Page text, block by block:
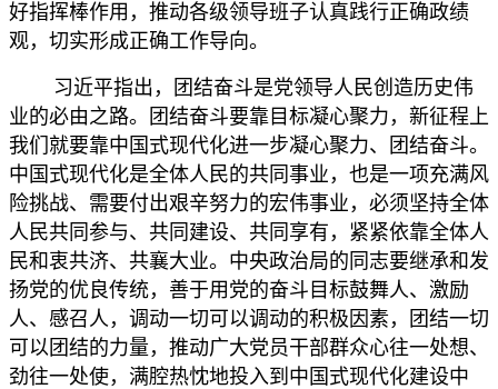
好指挥棒作用，推动各级领导班子认真践行正确政绩
观，切实形成正确工作导向。
习近平指出，团结奋斗是党领导人民创造历史伟
业的必由之路。团结奋斗要靠目标凝心聚力，新征程上
我们就要靠中国式现代化进一步凝心聚力、团结奋斗。
中国式现代化是全体人民的共同事业，也是一项充满风
险挑战、需要付出艰辛努力的宏伟事业，必须坚持全体
人民共同参与、共同建设、共同享有，紧紧依靠全体人
民和衷共济、共襄大业。中央政治局的同志要继承和发
扬党的优良传统，善于用党的奋斗目标鼓舞人、激励
人、感召人，调动一切可以调动的积极因素，团结一切
可以团结的力量，推动广大党员干部群众心往一处想、
劲往一处使，满腔热忱地投入到中国式现代化建设中